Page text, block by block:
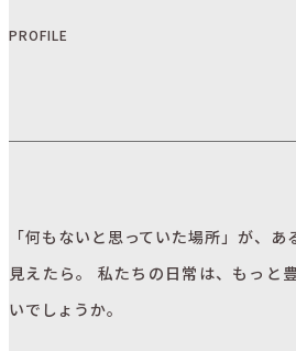
PROFILE
「何もないと思っていた場所」が、
見えたら。 私たちの日常は、もっと
いでしょうか。